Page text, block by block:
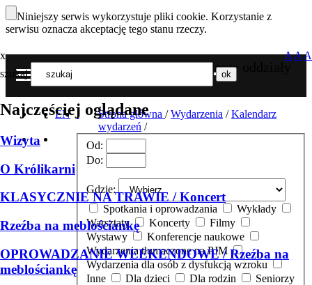
Niniejszy serwis wykorzystuje pliki cookie. Korzystanie z
serwisu oznacza akceptację tego stanu rzeczy.
Nasze oddziały
MENU
x
szukaj
Najczęściej oglądane
Wizyta
O Królikarni
KLASYCZNIE NA TRAWIE / Koncert
Rzeźba na meblościankę
OPROWADZANIE WEEKENDOWE / Rzeźba na
meblościankę
AAA
EN Strona główna / Wydarzenia /Kalendarz
wydarzeń /
Od:
Do:
Gdzie:
Spotkania i oprowadzania
Wykłady
Warsztaty
Koncerty
Filmy
Wystawy
Konferencje naukowe
Wydarzenia tłumaczone na PJM
Wydarzenia dla osób z dysfukcją wzroku
Inne
Dla dzieci Dla rodzin
Seniorzy